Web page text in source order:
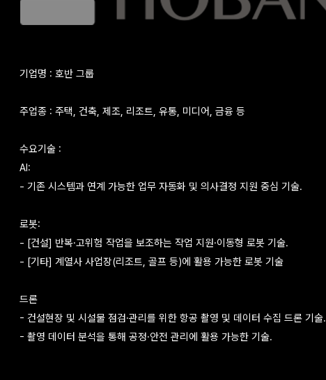
기업명 : 호반 그룹
주업종 : 주택, 건축, 제조, 리조트, 유통, 미디어, 금융 등
수요기술 :
AI:
- 기존 시스템과 연계 가능한 업무 자동화 및 의사결정 지원 중심 기술.
로봇:
- [건설] 반복·고위험 작업을 보조하는 작업 지원·이동형 로봇 기술.
- [기타] 계열사 사업장(리조트, 골프 등)에 활용 가능한 로봇 기술
드론
- 건설현장 및 시설물 점검·관리를 위한 항공 촬영 및 데이터 수집 드론 기술.
- 촬영 데이터 분석을 통해 공정·안전 관리에 활용 가능한 기술.